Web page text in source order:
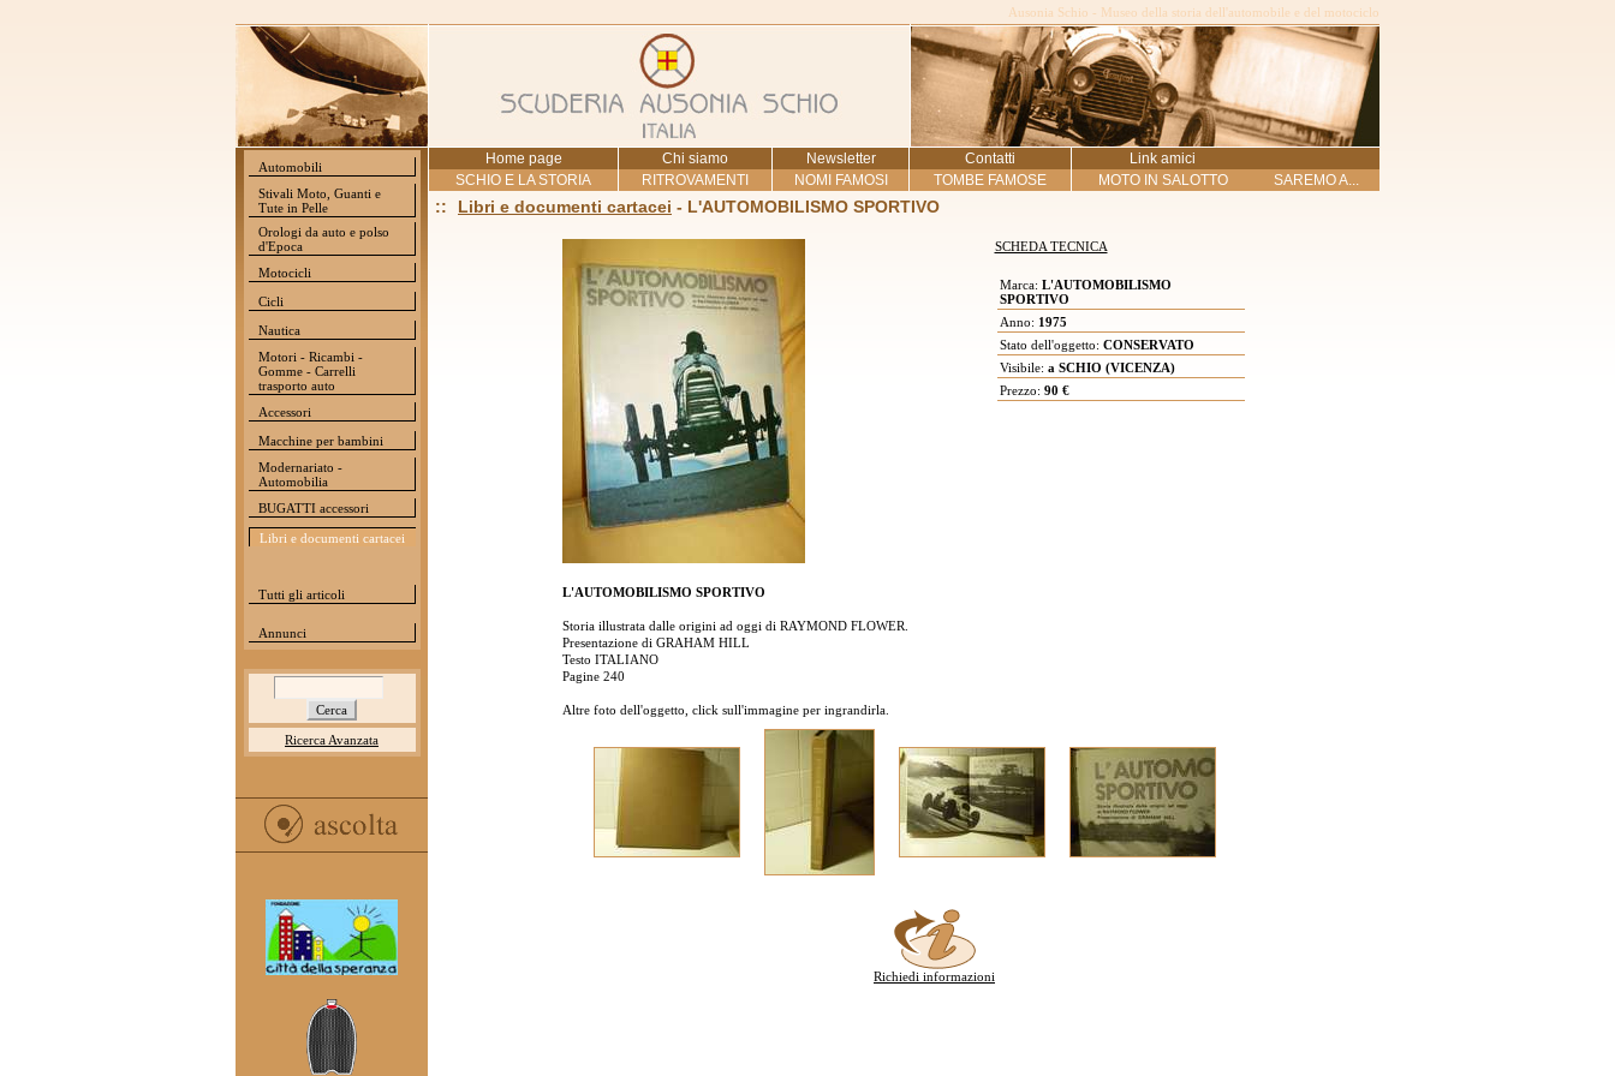
Ausonia Schio - Museo della storia dell'automobile e del motociclo
Automobili
Stivali Moto, Guanti e
Tute in Pelle
Orologi da auto e polso
d'Epoca
Motocicli
Cicli
Nautica
Motori - Ricambi -
Gomme - Carrelli
trasporto auto
Accessori
Macchine per bambini
Modernariato -
Automobilia
BUGATTI accessori
Libri e documenti cartacei
Tutti gli articoli
Annunci
Ricerca Avanzata
Home page Chi siamo Newsletter Contatti
Link amici
SCHIO E LA STORIA
RITROVAMENTI NOMI FAMOSI TOMBE FAMOSE MOTO IN SALOTTO SAREMO A...
:: Libri e documenti cartacei - L'AUTOMOBILISMO SPORTIVO
SCHEDA TECNICA
Marca: L'AUTOMOBILISMO
SPORTIVO
Anno: 1975
Stato dell'oggetto: CONSERVATO
Visibile: a SCHIO (VICENZA)
Prezzo: 90 €
L'AUTOMOBILISMO SPORTIVO
Storia illustrata dalle origini ad oggi di RAYMOND FLOWER.
Presentazione di GRAHAM HILL
Testo ITALIANO
Pagine 240
Altre foto dell'oggetto, click sull'immagine per ingrandirla.
Richiedi informazioni